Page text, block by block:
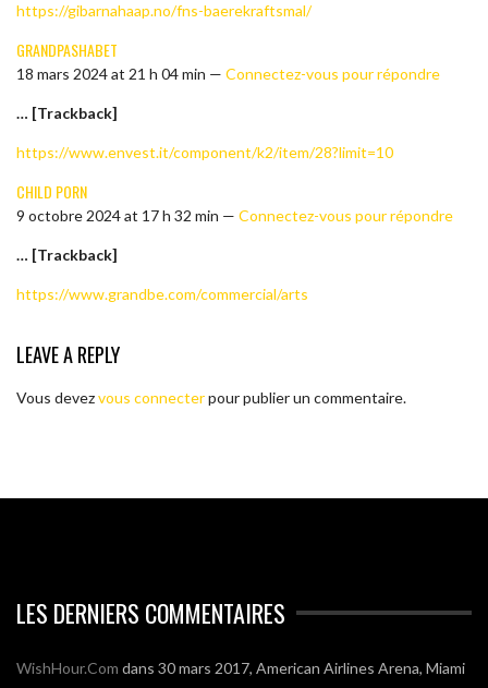
https://gibarnahaap.no/fns-baerekraftsmal/
GRANDPASHABET
18 mars 2024 at 21 h 04 min — Connectez-vous pour répondre
… [Trackback]
https://www.envest.it/component/k2/item/28?limit=10
CHILD PORN
9 octobre 2024 at 17 h 32 min — Connectez-vous pour répondre
… [Trackback]
https://www.grandbe.com/commercial/arts
LEAVE A REPLY
Vous devezvous connecterpour publier un commentaire.
LES DERNIERS COMMENTAIRES
WishHour.Com dans 30 mars 2017, American Airlines Arena, Miami